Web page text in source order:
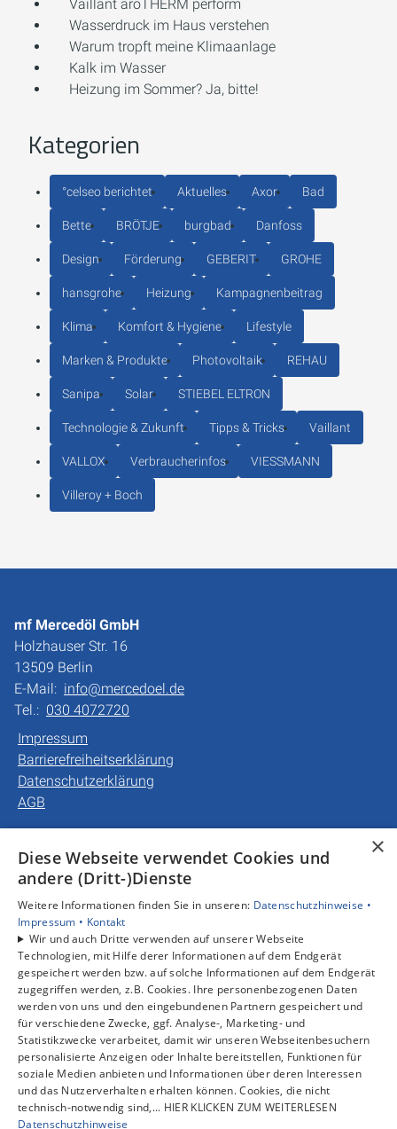
Vaillant aroTHERM perform
Wasserdruck im Haus verstehen
Warum tropft meine Klimaanlage
Kalk im Wasser
Heizung im Sommer? Ja, bitte!
Kategorien
°celseo berichtet Aktuelles Axor Bad
Bette BRÖTJE burgbad Danfoss
Design Förderung GEBERIT GROHE
hansgrohe Heizung Kampagnenbeitrag
Klima Komfort & Hygiene Lifestyle
Marken & Produkte Photovoltaik REHAU
Sanipa Solar STIEBEL ELTRON
Technologie & Zukunft Tipps & Tricks Vaillant
VALLOX Verbraucherinfos VIESSMANN
Villeroy + Boch
mf Mercedöl GmbH
Holzhauser Str. 16
13509 Berlin
E-Mail: info@mercedoel.de
Tel.: 030 4072720
Impressum
Barrierefreiheitserklärung
Datenschutzerklärung
AGB
Privatkunden
Gewerbekunden
Karriere
Unternehmen
Kontakt
×
Diese Webseite verwendet Cookies und
andere (Dritt-)Dienste
Weitere Informationen finden Sie in unseren: Datenschutzhinweise •
Impressum • Kontakt
Wir und auch Dritte verwenden auf unserer Webseite
Technologien, mit Hilfe derer Informationen auf dem Endgerät
gespeichert werden bzw. auf solche Informationen auf dem Endgerät
zugegriffen werden, z.B. Cookies. Ihre personenbezogenen Daten
werden von uns und den eingebundenen Partnern gespeichert und
für verschiedene Zwecke, ggf. Analyse-, Marketing- und
Statistikzwecke verarbeitet, damit wir unseren Webseitenbesuchern
personalisierte Anzeigen oder Inhalte bereitstellen, Funktionen für
soziale Medien anbieten und Informationen über deren Interessen
und das Nutzerverhalten erhalten können. Cookies, die nicht
technisch-notwendig sind,... HIER KLICKEN ZUM WEITERLESEN
Datenschutzhinweise